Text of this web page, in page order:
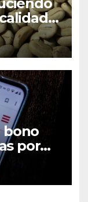
a
bono
por
el